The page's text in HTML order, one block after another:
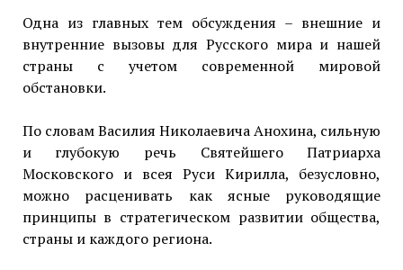
Одна из главных тем обсуждения – внешние и
внутренние вызовы для Русского мира и нашей
страны с учетом современной мировой
обстановки.
По словам Василия Николаевича Анохина, сильную
и глубокую речь Святейшего Патриарха
Московского и всея Руси Кирилла, безусловно,
можно расценивать как ясные руководящие
принципы в стратегическом развитии общества,
страны и каждого региона.